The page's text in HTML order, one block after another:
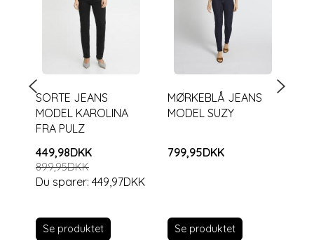
SORTE JEANS
MODEL KAROLINA
FRA PULZ
449,98DKK
899,95DKK
Du sparer: 449,97DKK
Se produktet
MØRKEBLÅ JEANS
MODEL SUZY
799,95DKK
Se produktet